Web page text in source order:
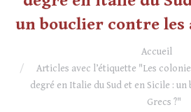
un bouclier contre les
Accueil
Articles avec l’étiquette "Les
degré en Italie du Sud et en Sicile :
Grecs ?"